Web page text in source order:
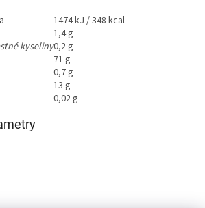
1474 kJ / 348 kcal
1,4 g
kyseliny0,2 g
71 g
0,7 g
13 g
0,02 g